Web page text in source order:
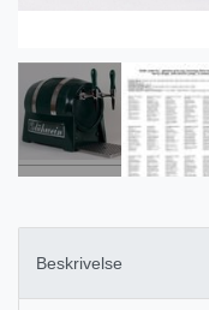
Beskrivelse